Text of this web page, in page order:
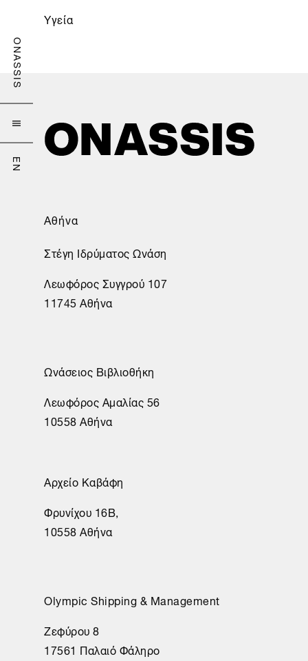
ONASSIS

EN
Υγεία
Αθήνα
Στέγη Ιδρύματος Ωνάση
Λεωφόρος Συγγρού 107
11745 Αθήνα
Ωνάσειος Βιβλιοθήκη
Λεωφόρος Αμαλίας 56
10558 Αθήνα
Αρχείο Καβάφη
Φρυνίχου 16Β,
10558 Αθήνα
Olympic Shipping & Management
Ζεφύρου 8
17561 Παλαιό Φάληρο